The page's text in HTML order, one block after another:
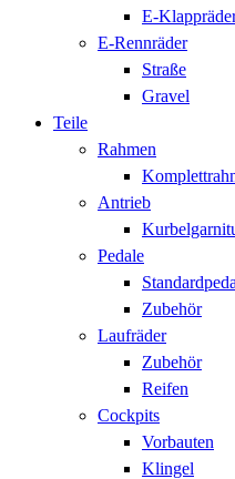
E-
E-Rennräder
Straße
Gravel
Teile
Rahmen
Antrieb
Pedale
Zubehör
Laufräder
Zubehör
Reifen
Cockpits
Vorbauten
Klingel